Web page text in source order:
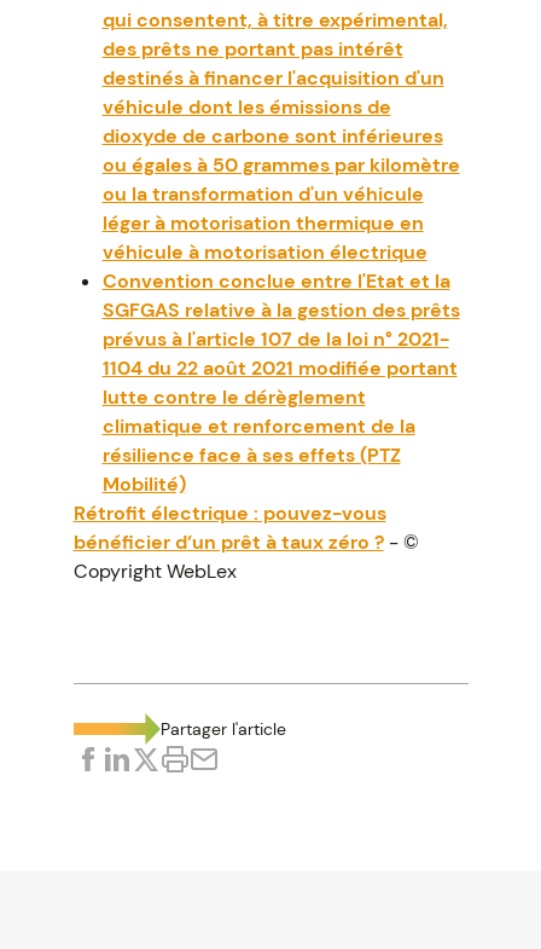
qui consentent, à titre expérimental,
des prêts ne portant pas intérêt
destinés à financer l'acquisition d'un
véhicule dont les émissions de
dioxyde de carbone sont inférieures
ou égales à 50 grammes par kilomètre
ou la transformation d'un véhicule
léger à motorisation thermique en
véhicule à motorisation électrique
Convention conclue entre l'Etat et la
SGFGAS relative à la gestion des prêts
prévus à l'article 107 de la loi n° 2021-
1104 du 22 août 2021 modifiée portant
lutte contre le dérèglement
climatique et renforcement de la
résilience face à ses effets (PTZ
Mobilité)
Rétrofit électrique : pouvez-vous
bénéficier d’un prêt à taux zéro ?- ©
Copyright WebLex
Partager l'article